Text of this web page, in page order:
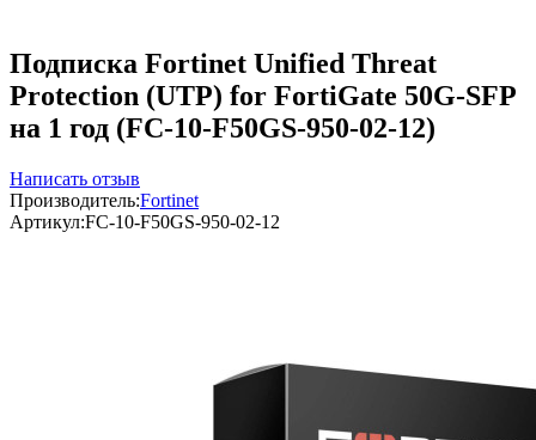
Подписка Fortinet Unified Threat
Protection (UTP) for FortiGate 50G-SFP
на 1 год (FC-10-F50GS-950-02-12)
Написать отзыв
Производитель:Fortinet
Артикул:FC-10-F50GS-950-02-12